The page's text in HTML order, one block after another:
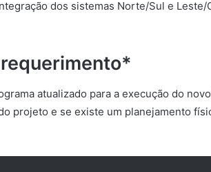
dos sistemas Norte/Sul e
atualizado para a execução do
projeto e se existe um planejamento